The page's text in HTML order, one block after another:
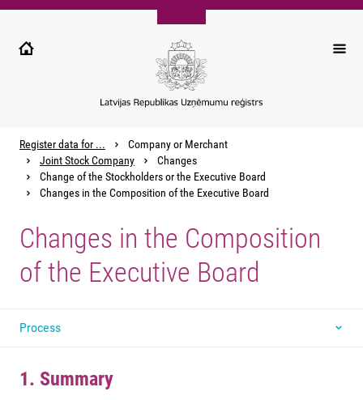
Pārlekt
galveno
Register data for ...
Company or Merchant
Joint Stock Company
Changes
Change of the Stockholders or the Executive Board
Changes in the Composition of the Executive Board
Changes in the Composition
of the Executive Board
Process
1. Summary